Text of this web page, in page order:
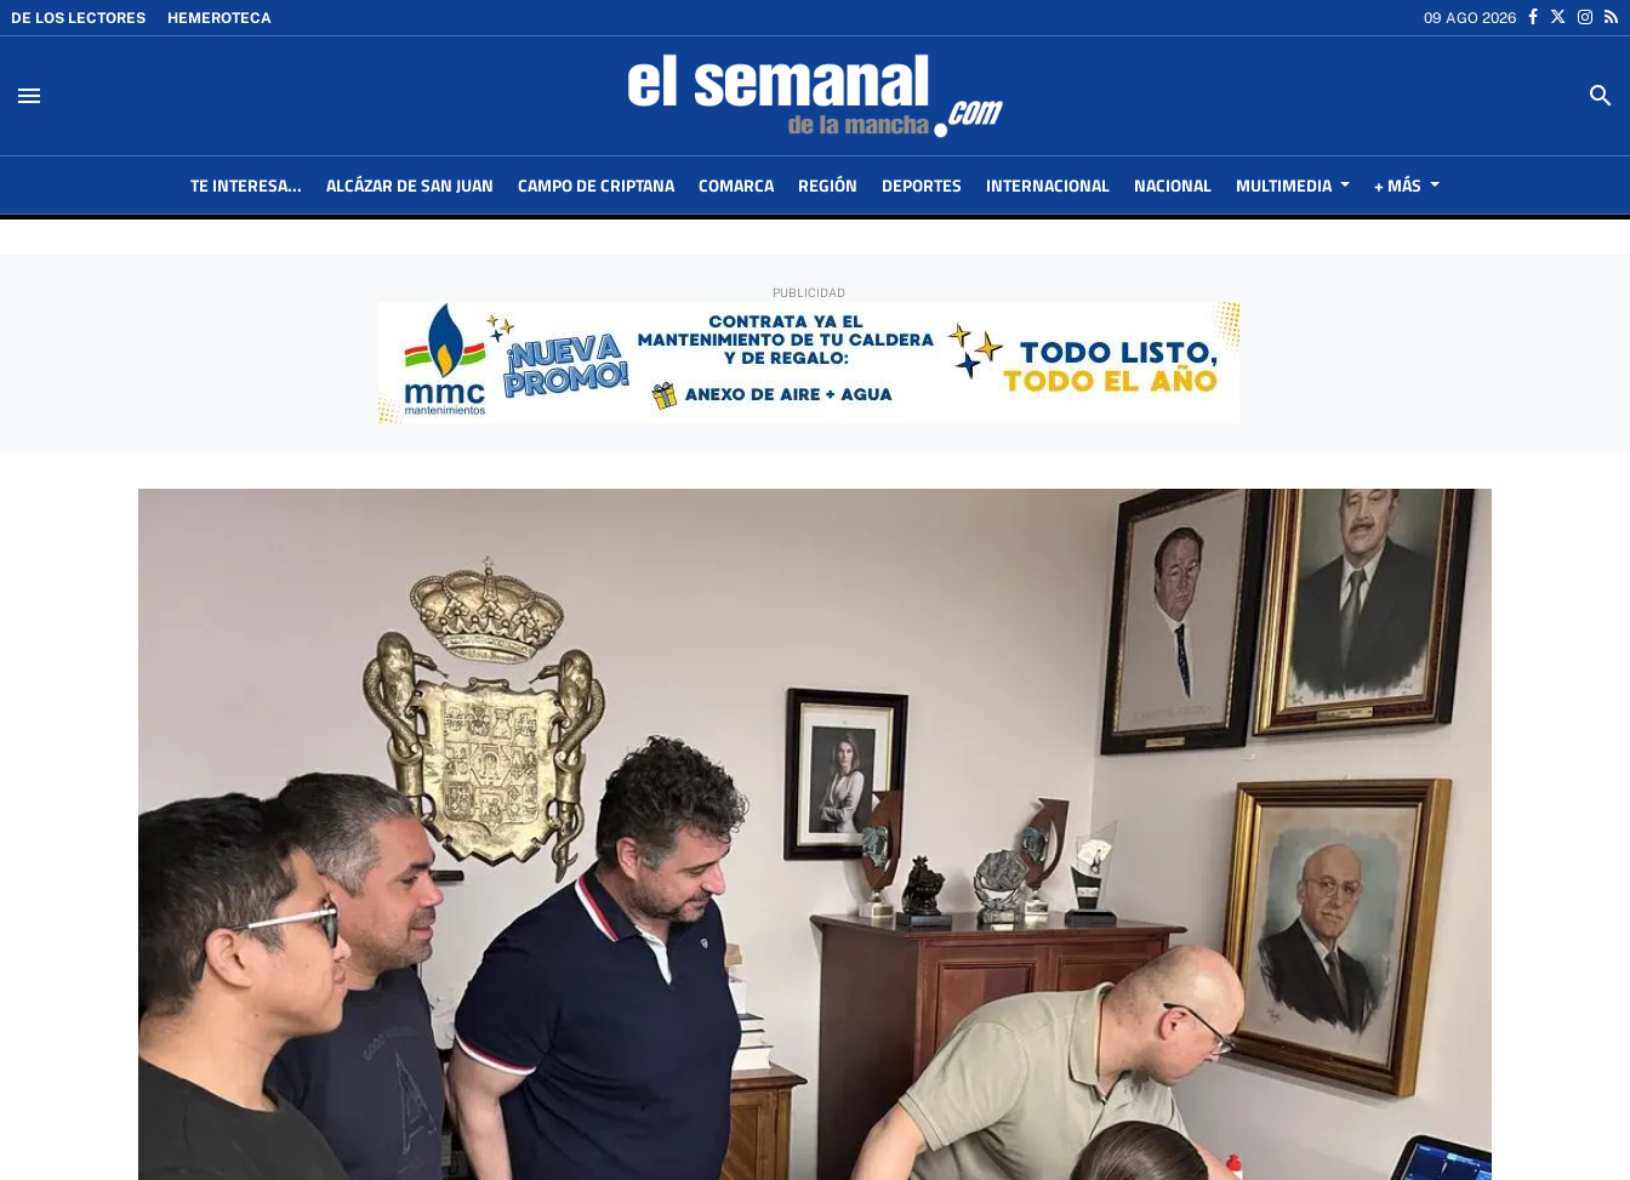
DE LOS LECTORES HEMEROTECA 09 AGO 2026
menu search
TE INTERESA... ALCÁZAR DE SAN JUAN CAMPO DE CRIPTANA COMARCA REGIÓN DEPORTES INTERNACIONAL NACIONAL MULTIMEDIA + MÁS